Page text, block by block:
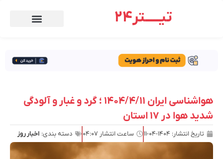
تیـــــتر24
هواشناسی ایران ۱۴۰۴/۴/۱۱ ؛ گرد و غبار و آلودگی
شدید هوا در ۱۷ استان
تاریخ انتشار: ۱۴۰۴-۰۴-۱۱ ساعت انتشار ۰۴:۰۷ دسته بندی: اخبار روز